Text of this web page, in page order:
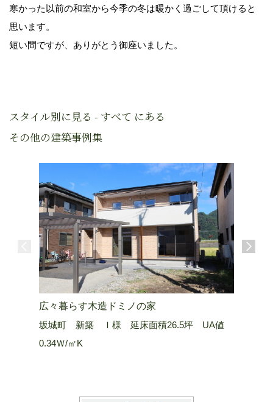
寒かった以前の和室から今季の冬は暖かく過ごして頂けると
思います。
短い間ですが、ありがとう御座いました。
スタイル別に見る - すべて にある
その他の建築事例集
広々暮らす木造ドミノの家
坂城町 新築 Ｉ様 延床面積26.5坪 UA値
0.34Ｗ/㎡K